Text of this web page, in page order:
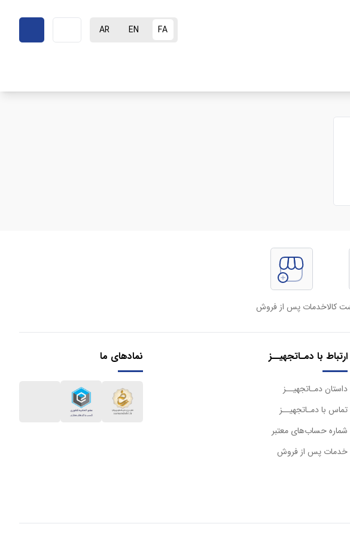
FA
EN
AR
خدمات پس از فروش
ارتباط با دمـاتجهیــز
داستان دمـاتجهیــز
تماس با دمـاتجهیــز
شماره حساب‌های معتبر
خدمات پس از فروش
نمادهای ما